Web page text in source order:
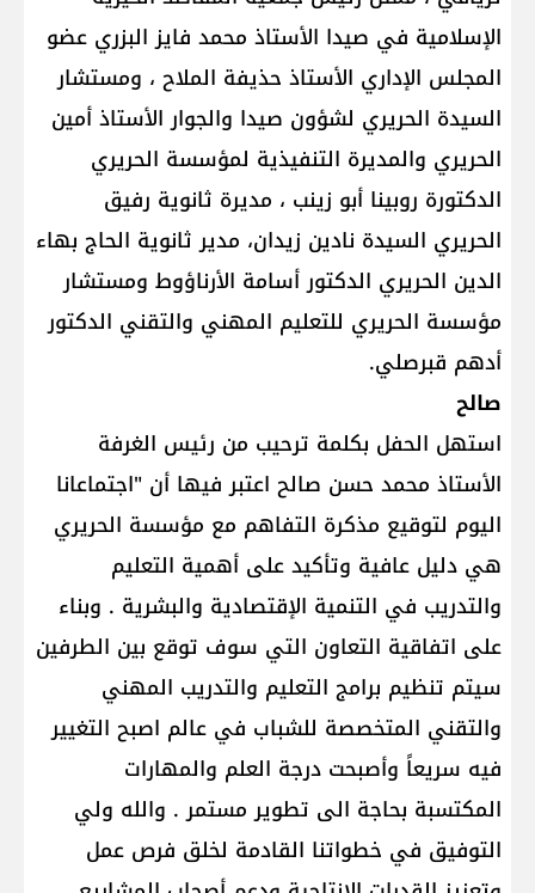
الإسلامية في صيدا الأستاذ محمد فايز البزري عضو
المجلس الإداري الأستاذ حذيفة الملاح ، ومستشار
السيدة الحريري لشؤون صيدا والجوار الأستاذ أمين
الحريري والمديرة التنفيذية لمؤسسة الحريري
الدكتورة روبينا أبو زينب ، مديرة ثانوية رفيق
الحريري السيدة نادين زيدان، مدير ثانوية الحاج بهاء
الدين الحريري الدكتور أسامة الأرناؤوط ومستشار
مؤسسة الحريري للتعليم المهني والتقني الدكتور
أدهم قبرصلي.
صالح
استهل الحفل بكلمة ترحيب من رئيس الغرفة
الأستاذ محمد حسن صالح اعتبر فيها أن "اجتماعانا
اليوم لتوقيع مذكرة التفاهم مع مؤسسة الحريري
هي دليل عافية وتأكيد على أهمية التعليم
والتدريب في التنمية الإقتصادية والبشرية . وبناء
على اتفاقية التعاون التي سوف توقع بين الطرفين
سيتم تنظيم برامج التعليم والتدريب المهني
والتقني المتخصصة للشباب في عالم اصبح التغيير
فيه سريعاً وأصبحت درجة العلم والمهارات
المكتسبة بحاجة الى تطوير مستمر . والله ولي
التوفيق في خطواتنا القادمة لخلق فرص عمل